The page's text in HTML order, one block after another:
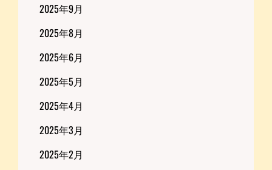
2025年9月
2025年8月
2025年6月
2025年5月
2025年4月
2025年3月
2025年2月